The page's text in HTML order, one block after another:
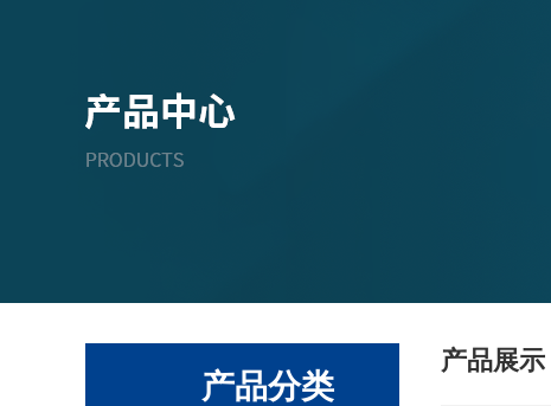
产品分类
产品展示